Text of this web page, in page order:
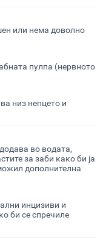
или нема доволно
пулпа (нервното
низ непцето и
во водата,
за заби како би ја
дополнителна
инцизиви и
би се спречиле